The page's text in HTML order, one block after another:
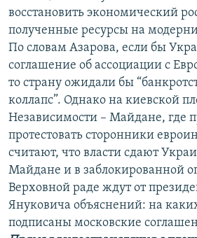
восстановить экономический
полученные ресурсы на
По словам Азарова, если бы
соглашение об ассоциации с
то страну ожидали бы
коллапс”. Однако на киевской
Независимости – Майдане, где
протестовать сторонники
считают, что власти сдают
Майдане и в заблокированной
Верховной раде ждут от
Януковича объяснений: на
подписаны московские